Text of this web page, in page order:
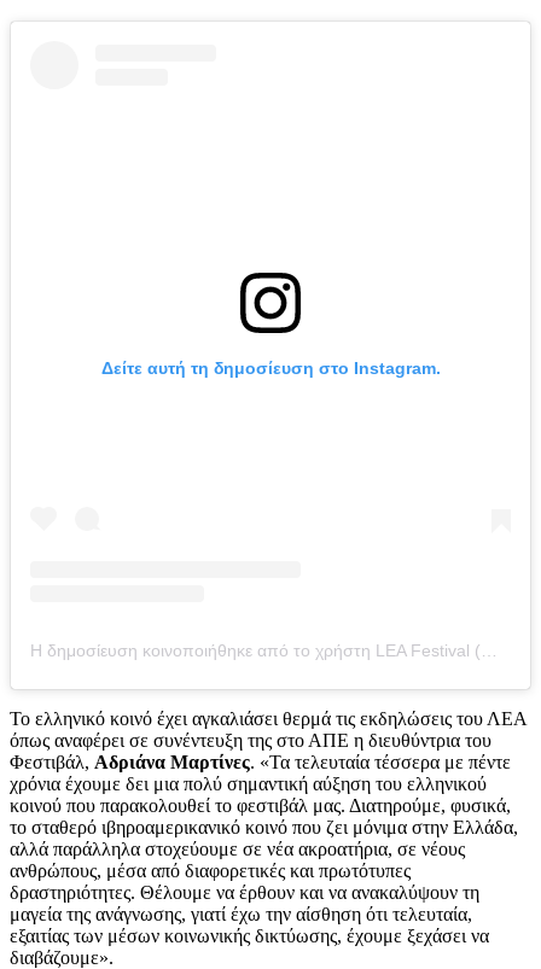
Δείτε αυτή τη δημοσίευση στο Instagram.
Το ελληνικό κοινό έχει αγκαλιάσει θερμά τις εκδηλώσεις του ΛΕΑ
όπως αναφέρει σε συνέντευξη της στο ΑΠΕ η διευθύντρια του
Φεστιβάλ, Αδριάνα Μαρτίνες. «Τα τελευταία τέσσερα με πέντε
χρόνια έχουμε δει μια πολύ σημαντική αύξηση του ελληνικού
κοινού που παρακολουθεί το φεστιβάλ μας. Διατηρούμε, φυσικά,
το σταθερό ιβηροαμερικανικό κοινό που ζει μόνιμα στην Ελλάδα,
αλλά παράλληλα στοχεύουμε σε νέα ακροατήρια, σε νέους
ανθρώπους, μέσα από διαφορετικές και πρωτότυπες
δραστηριότητες. Θέλουμε να έρθουν και να ανακαλύψουν τη
μαγεία της ανάγνωσης, γιατί έχω την αίσθηση ότι τελευταία,
εξαιτίας των μέσων κοινωνικής δικτύωσης, έχουμε ξεχάσει να
διαβάζουμε».